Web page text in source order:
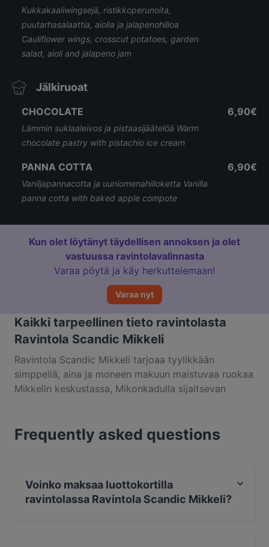
Kukkakaaliwingsejä, ristikkoperunoita,
puutarhasalaattia, aiolia ja jalapenohilloa
Cauliflower wings, crosscut potatoes, garden
salad, aioli and jalapeno jam
Jälkiruoat
CHOCOLATE
Lämmin suklaaleivos ja pistaasijäätelöä Warm
chocolate pastry with pistachio ice cream
6,90€
PANNA COTTA
Vaniljapannacotta ja uuniomenahilloketta Vanilla
panna cotta with baked apple compote
6,90€
Kun olet löytänyt täydellisen annoksen ja olet
vastuussa ravintolavalinnasta
Varaa pöytä ja käy herkuttelemaan!
Varaa nyt
Kaikki tarpeellinen tieto ravintolasta
Ravintola Scandic Mikkeli
Ravintola Scandic Mikkeli tarjoaa tyylikkään
simppeliä, aina ja moneen makuun maistuvaa ruokaa
Mikkelin keskustassa, Mikonkadulla sijaitsevan
sekä pohjoismaisesta keittiöistä tuttuja annoksia.
Samaan kategoriaan kuuluvat myös club sandwich,
klassikoiden lisäksi ravintolaan kannattaa saapua
sesonkiherkkujen perässä, sillä listan valikoimaa
Frequently asked questions
Voinko maksaa luottokortilla
ravintolassa Ravintola Scandic Mikkeli?